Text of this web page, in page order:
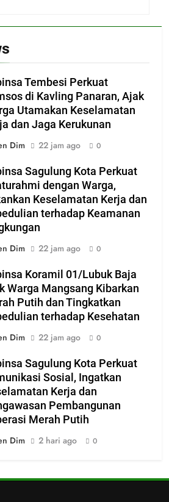
Tembesi Perkuat
di Kavling Panaran, Ajak
Utamakan Keselamatan
dan Jaga Kerukunan
Dim
22 jam ago 0
Sagulung Kota Perkuat
dengan Warga,
Keselamatan Kerja dan
terhadap Keamanan
Dim
22 jam ago 0
Koramil 01/Lubuk Baja
Warga Mangsang Kibarkan
Putih dan Tingkatkan
terhadap Kesehatan
Dim
22 jam ago 0
Sagulung Kota Perkuat
Sosial, Ingatkan
Kerja dan
Pembangunan
Merah Putih
Dim
2 hari ago 0